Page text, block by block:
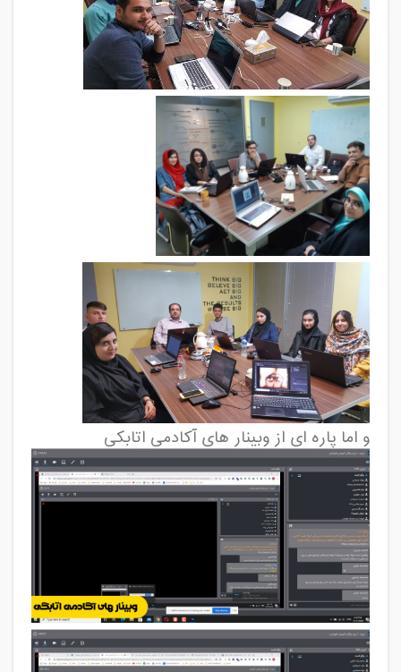
و اما پاره ای از وبینار های آکادمی اتابکی